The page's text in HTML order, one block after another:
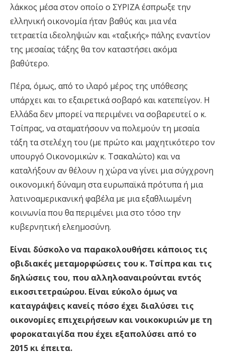
λάκκος μέσα στον οποίο ο ΣΥΡΙΖΑ έσπρωξε την
ελληνική οικονομία ήταν βαθύς και μια νέα
τετραετία ιδεοληψιών και «ταξικής» πάλης εναντίον
της μεσαίας τάξης θα τον καταστήσει ακόμα
βαθύτερο.
Πέρα, όμως, από το ιλαρό μέρος της υπόθεσης
υπάρχει και το εξαιρετικά σοβαρό και κατεπείγον. Η
Ελλάδα δεν μπορεί να περιμένει να σοβαρευτεί ο κ.
Τσίπρας, να σταματήσουν να πολεμούν τη μεσαία
τάξη τα στελέχη του (με πρώτο και μαχητικότερο τον
υπουργό Οικονομικών κ. Τσακαλώτο) και να
καταλήξουν αν θέλουν η χώρα να γίνει μια σύγχρονη
οικονομική δύναμη στα ευρωπαϊκά πρότυπα ή μια
λατινοαμερικανική φαβέλα με μια εξαθλιωμένη
κοινωνία που θα περιμένει μια στο τόσο την
κυβερνητική ελεημοσύνη.
Είναι δύσκολο να παρακολουθήσει κάποιος τις
οβιδιακές μεταμορφώσεις του κ. Τσίπρα και τις
δηλώσεις του, που αλληλοαναιρούνται εντός
εικοσιτετραώρου. Είναι εύκολο όμως να
καταγράψεις κανείς πόσο έχει διαλύσει τις
οικονομίες επιχειρήσεων και νοικοκυριών με τη
φοροκαταιγίδα που έχει εξαπολύσει από το
2015 κι έπειτα.